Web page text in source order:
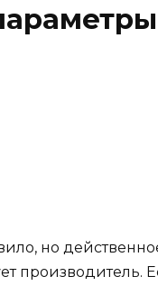
но
производитель.